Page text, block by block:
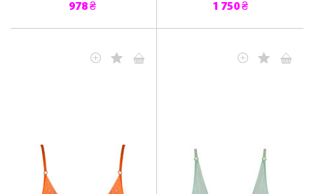
978 ₴
1 750 ₴
NOSOVSKI.COM! ПРИЙМІТЬ ВІД НАС